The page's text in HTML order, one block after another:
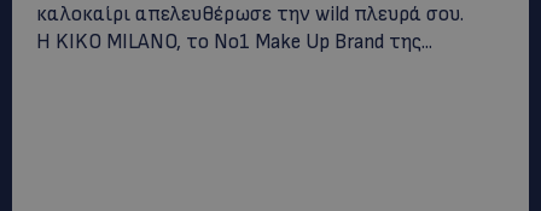
καλοκαίρι απελευθέρωσε την wild πλευρά σου.
Η KIKO MILANO, το Νο1 Make Up Brand της...